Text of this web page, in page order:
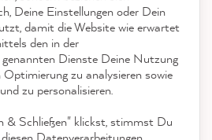
Deine Einstellungen oder Dein
damit die Website wie erwartet
den in der
Dienste Deine Nutzung
zu analysieren sowie
zu personalisieren.
& Schließen" klickst, stimmst Du
Kunde
Anwendung
Teilen
Twitter
5.8.2026